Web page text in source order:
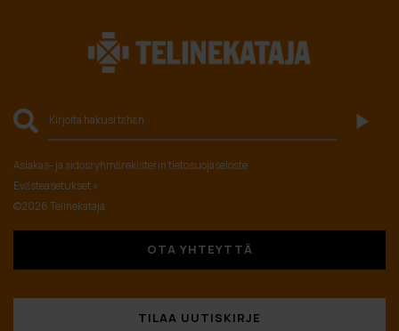
Asiakas- ja sidosryhmärekisterin tietosuojaseloste
Evästeasetukset »
©2026 Telinekataja
OTA YHTEYTTÄ
TILAA UUTISKIRJE